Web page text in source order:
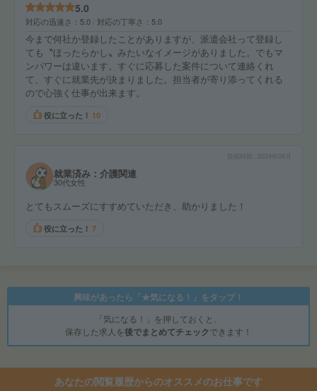
5.0
対応の迅速さ 5.0 対応の丁寧さ 5.0
今まで何社か登録したことがありますが、派遣会社って登録し
ても〝ほったらかし〟みたいなイメージがありました。でもマ
ンパワーは違います。すぐに応募した案件について連絡くれ
て、すぐに就業先が決まりました。担当者が寄り添ってくれる
ので心強く仕事が出来ます。
役に立った！ 10
2024年09月
就業済み：介護関連
30代女性
とてもスムーズにすすめていただき、助かりました！
役に立った！ 7
興味があったら「★気になる！」をタップ！
「気になる！」を押しておくと、
保存した求人を後でまとめてチェックできます！
あなたの閲覧履歴からのオススメのお仕事です